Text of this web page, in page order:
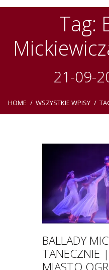
Tag:
21-09-
HOME WSZYSTKIE WPISY
Warsztaty
Kurs instruktorski
Sprawozdania
BALLADY
TANECZNIE
MIASTO